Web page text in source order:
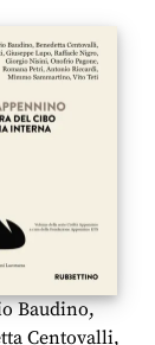
Baudino,
Centovalli,